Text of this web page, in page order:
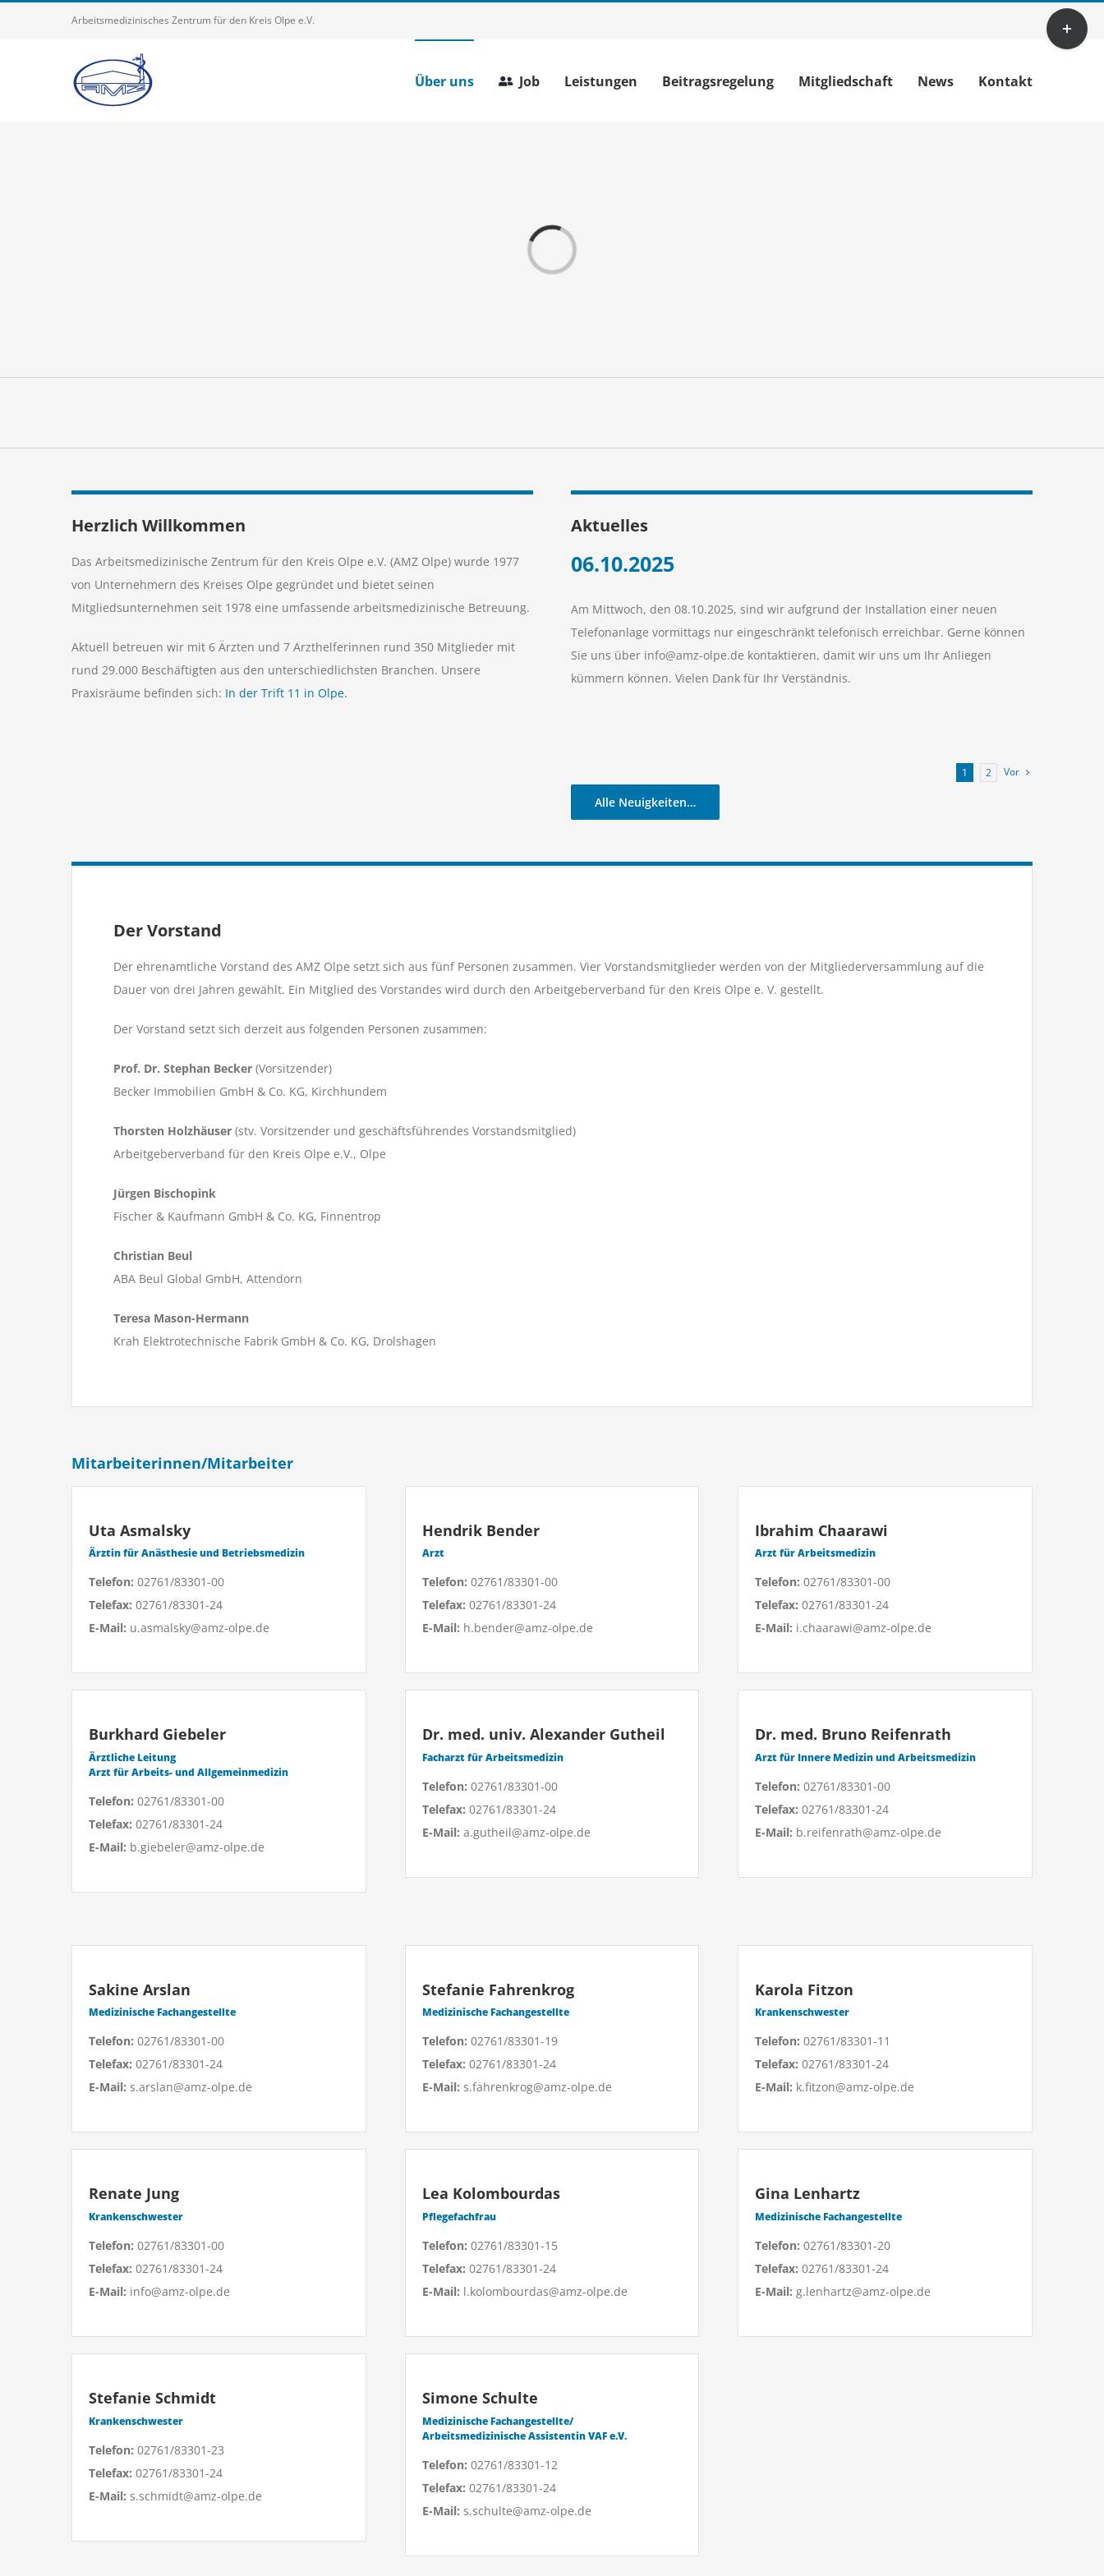
Arbeitsmedizinisches Zentrum für den Kreis Olpe e.V.
Über uns Job Leistungen Beitragsregelung Mitgliedschaft News Kontakt
Loading...
Herzlich Willkommen
Das Arbeitsmedizinische Zentrum für den Kreis Olpe e.V. (AMZ Olpe) wurde 1977
von Unternehmern des Kreises Olpe gegründet und bietet seinen
Mitgliedsunternehmen seit 1978 eine umfassende arbeitsmedizinische Betreuung.
Aktuell betreuen wir mit 6 Ärzten und 7 Arzthelferinnen rund 350 Mitglieder mit
rund 29.000 Beschäftigten aus den unterschiedlichsten Branchen. Unsere
Praxisräume befinden sich: In der Trift 11 in Olpe.
Aktuelles
06.10.2025
Am Mittwoch, den 08.10.2025, sind wir aufgrund der Installation einer neuen
Telefonanlage vormittags nur eingeschränkt telefonisch erreichbar. Gerne können
Sie uns über info@amz-olpe.de kontaktieren, damit wir uns um Ihr Anliegen
kümmern können. Vielen Dank für Ihr Verständnis.
1 2 Vor
Alle Neuigkeiten…
Der Vorstand
Der ehrenamtliche Vorstand des AMZ Olpe setzt sich aus fünf Personen zusammen. Vier Vorstandsmitglieder werden von der Mitgliederversammlung auf die
Dauer von drei Jahren gewählt. Ein Mitglied des Vor­standes wird durch den Arbeitgeberverband für den Kreis Olpe e. V. gestellt.
Der Vorstand setzt sich derzeit aus folgenden Personen zusammen:
Prof. Dr. Stephan Becker (Vorsitzender)
Becker Immobilien GmbH & Co. KG, Kirchhundem
Thorsten Holzhäuser (stv. Vorsitzender und geschäftsführendes Vorstandsmitglied)
Arbeitgeberverband für den Kreis Olpe e.V., Olpe
Jürgen Bischopink
Fischer & Kaufmann GmbH & Co. KG, Finnentrop
Christian Beul
ABA Beul Global GmbH, Attendorn
Teresa Mason-Hermann
Krah Elektrotechnische Fabrik GmbH & Co. KG, Drolshagen
Mitarbeiterinnen/Mitarbeiter
Uta Asmalsky
Ärztin für Anästhesie und Betriebsmedizin
Telefon: 02761/83301-00
Telefax: 02761/83301-24
E-Mail: u.asmalsky@amz-olpe.de
Hendrik Bender
Arzt
Telefon: 02761/83301-00
Telefax: 02761/83301-24
E-Mail: h.bender@amz-olpe.de
Ibrahim Chaarawi
Arzt für Arbeitsmedizin
Telefon: 02761/83301-00
Telefax: 02761/83301-24
E-Mail: i.chaarawi@amz-olpe.de
Burkhard Giebeler
Ärztliche Leitung
Arzt für Arbeits- und Allgemeinmedizin
Telefon: 02761/83301-00
Telefax: 02761/83301-24
E-Mail: b.giebeler@amz-olpe.de
Dr. med. univ. Alexander Gutheil
Facharzt für Arbeitsmedizin
Telefon: 02761/83301-00
Telefax: 02761/83301-24
E-Mail: a.gutheil@amz-olpe.de
Dr. med. Bruno Reifenrath
Arzt für Innere Medizin und Arbeitsmedizin
Telefon: 02761/83301-00
Telefax: 02761/83301-24
E-Mail: b.reifenrath@amz-olpe.de
Sakine Arslan
Medizinische Fachangestellte
Telefon: 02761/83301-00
Telefax: 02761/83301-24
E-Mail: s.arslan@amz-olpe.de
Stefanie Fahrenkrog
Medizinische Fachangestellte
Telefon: 02761/83301-19
Telefax: 02761/83301-24
E-Mail: s.fahrenkrog@amz-olpe.de
Karola Fitzon
Krankenschwester
Telefon: 02761/83301-11
Telefax: 02761/83301-24
E-Mail: k.fitzon@amz-olpe.de
Renate Jung
Krankenschwester
Telefon: 02761/83301-00
Telefax: 02761/83301-24
E-Mail: info@amz-olpe.de
Lea Kolombourdas
Pflegefachfrau
Telefon: 02761/83301-15
Telefax: 02761/83301-24
E-Mail: l.kolombourdas@amz-olpe.de
Gina Lenhartz
Medizinische Fachangestellte
Telefon: 02761/83301-20
Telefax: 02761/83301-24
E-Mail: g.lenhartz@amz-olpe.de
Stefanie Schmidt
Krankenschwester
Telefon: 02761/83301-23
Telefax: 02761/83301-24
E-Mail: s.schmidt@amz-olpe.de
Simone Schulte
Medizinische Fachangestellte/
Arbeitsmedizinische Assistentin VAF e.V.
Telefon: 02761/83301-12
Telefax: 02761/83301-24
E-Mail: s.schulte@amz-olpe.de
Toggle
Sliding